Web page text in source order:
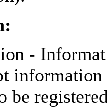
-
be